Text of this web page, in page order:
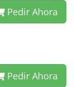
Pedir Ahora
Pedir Ahora